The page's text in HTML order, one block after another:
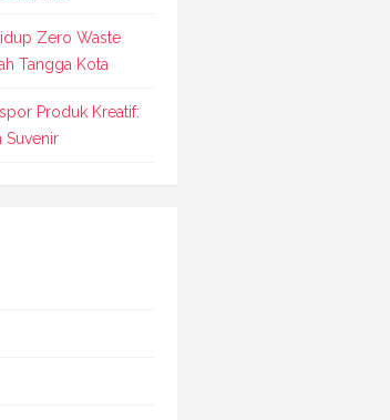
Zero Waste
Tangga Kota
Produk Kreatif:
Suvenir